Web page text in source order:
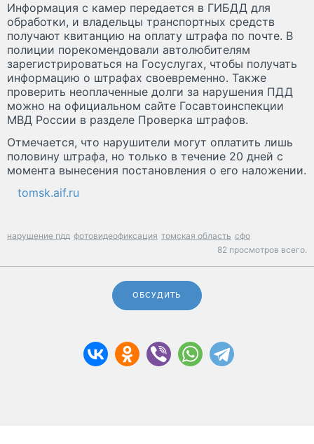
Информация с камер передается в ГИБДД для
обработки, и владельцы транспортных средств
получают квитанцию на оплату штрафа по почте. В
полиции порекомендовали автолюбителям
зарегистрироваться на Госуслугах, чтобы получать
информацию о штрафах своевременно. Также
проверить неоплаченные долги за нарушения ПДД
можно на официальном сайте Госавтоинспекции
МВД России в разделе Проверка штрафов.
Отмечается, что нарушители могут оплатить лишь
половину штрафа, но только в течение 20 дней с
момента вынесения постановления о его наложении.
tomsk.aif.ru
нарушение пдд фотовидеофиксация томская область сфо
82 просмотров всего.
ОБСУДИТЬ